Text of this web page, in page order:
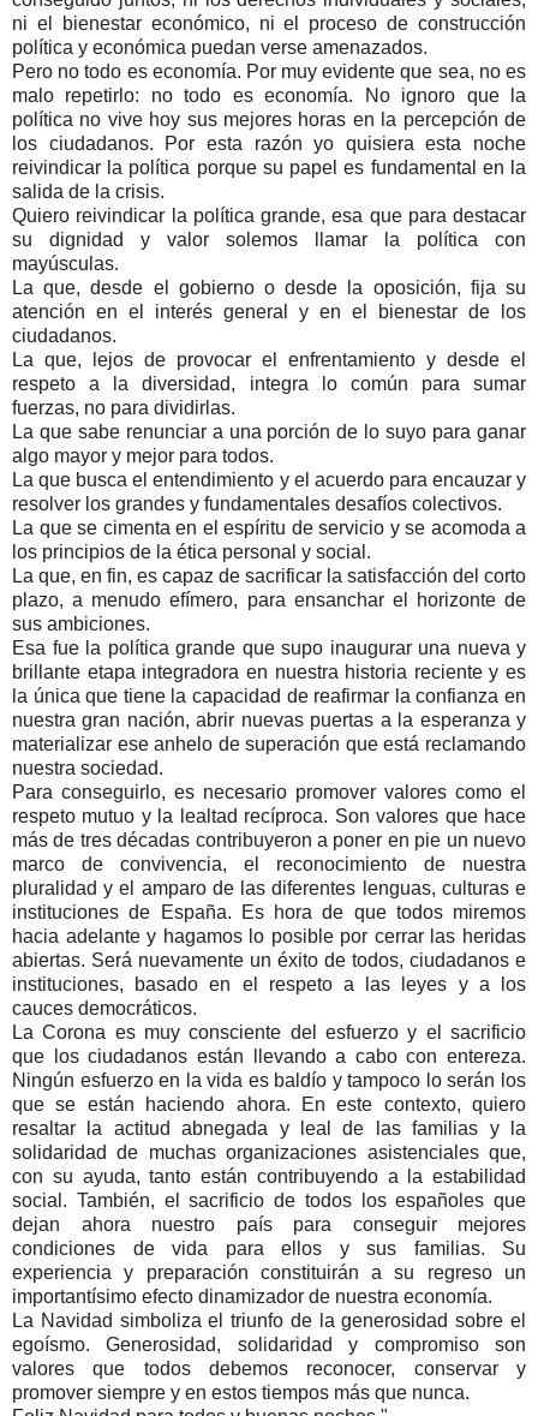
ni el bienestar económico, ni el proceso de construcción
política y económica puedan verse amenazados.
Pero no todo es economía. Por muy evidente que sea, no es
malo repetirlo: no todo es economía. No ignoro que la
política no vive hoy sus mejores horas en la percepción de
los ciudadanos. Por esta razón yo quisiera esta noche
reivindicar la política porque su papel es fundamental en la
salida de la crisis.
Quiero reivindicar la política grande, esa que para destacar
su dignidad y valor solemos llamar la política con
mayúsculas.
La que, desde el gobierno o desde la oposición, fija su
atención en el interés general y en el bienestar de los
ciudadanos.
La que, lejos de provocar el enfrentamiento y desde el
respeto a la diversidad, integra lo común para sumar
fuerzas, no para dividirlas.
La que sabe renunciar a una porción de lo suyo para ganar
algo mayor y mejor para todos.
La que busca el entendimiento y el acuerdo para encauzar y
resolver los grandes y fundamentales desafíos colectivos.
La que se cimenta en el espíritu de servicio y se acomoda a
los principios de la ética personal y social.
La que, en fin, es capaz de sacrificar la satisfacción del corto
plazo, a menudo efímero, para ensanchar el horizonte de
sus ambiciones.
Esa fue la política grande que supo inaugurar una nueva y
brillante etapa integradora en nuestra historia reciente y es
la única que tiene la capacidad de reafirmar la confianza en
nuestra gran nación, abrir nuevas puertas a la esperanza y
materializar ese anhelo de superación que está reclamando
nuestra sociedad.
Para conseguirlo, es necesario promover valores como el
respeto mutuo y la lealtad recíproca. Son valores que hace
más de tres décadas contribuyeron a poner en pie un nuevo
marco de convivencia, el reconocimiento de nuestra
pluralidad y el amparo de las diferentes lenguas, culturas e
instituciones de España. Es hora de que todos miremos
hacia adelante y hagamos lo posible por cerrar las heridas
abiertas. Será nuevamente un éxito de todos, ciudadanos e
instituciones, basado en el respeto a las leyes y a los
cauces democráticos.
La Corona es muy consciente del esfuerzo y el sacrificio
que los ciudadanos están llevando a cabo con entereza.
Ningún esfuerzo en la vida es baldío y tampoco lo serán los
que se están haciendo ahora. En este contexto, quiero
resaltar la actitud abnegada y leal de las familias y la
solidaridad de muchas organizaciones asistenciales que,
con su ayuda, tanto están contribuyendo a la estabilidad
social. También, el sacrificio de todos los españoles que
dejan ahora nuestro país para conseguir mejores
condiciones de vida para ellos y sus familias. Su
experiencia y preparación constituirán a su regreso un
importantísimo efecto dinamizador de nuestra economía.
La Navidad simboliza el triunfo de la generosidad sobre el
egoísmo. Generosidad, solidaridad y compromiso son
valores que todos debemos reconocer, conservar y
promover siempre y en estos tiempos más que nunca.